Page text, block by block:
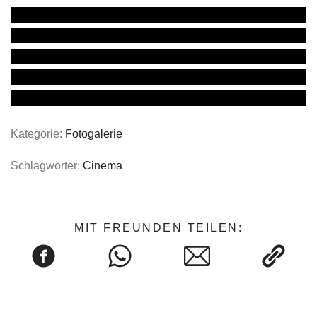
Kategorie: Fotogalerie
Schlagwörter: Cinema
MIT FREUNDEN TEILEN: